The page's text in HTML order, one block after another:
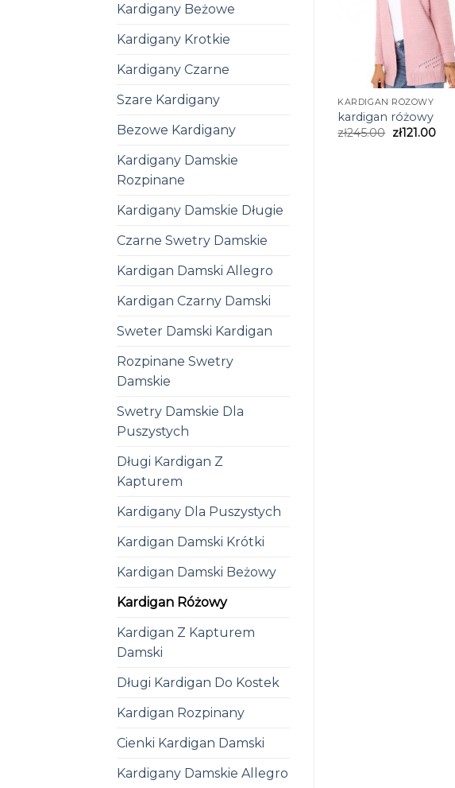
Kardigany Beżowe
Kardigany Krotkie
Kardigany Czarne
Szare Kardigany
Bezowe Kardigany
Kardigany Damskie
Rozpinane
Kardigany Damskie Długie
Czarne Swetry Damskie
Kardigan Damski Allegro
Kardigan Czarny Damski
Sweter Damski Kardigan
Rozpinane Swetry
Damskie
Swetry Damskie Dla
Puszystych
Długi Kardigan Z
Kapturem
Kardigany Dla Puszystych
Kardigan Damski Krótki
Kardigan Damski Beżowy
Kardigan Różowy
Kardigan Z Kapturem
Damski
Długi Kardigan Do Kostek
Kardigan Rozpinany
Cienki Kardigan Damski
Kardigany Damskie Allegro
KARDIGAN RÓŻOWY
kardigan różowy
zł245.00 zł121.00